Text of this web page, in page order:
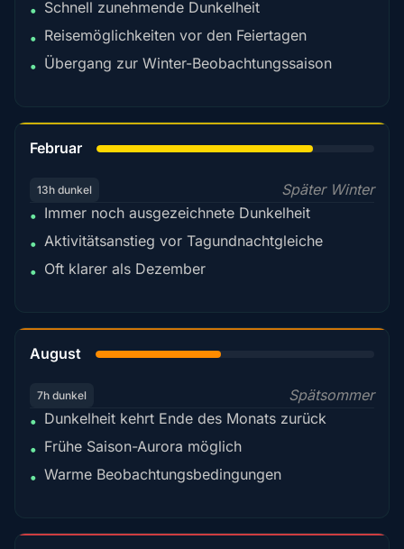
• Schnell zunehmende Dunkelheit
• Reisemöglichkeiten vor den Feiertagen
• Übergang zur Winter-Beobachtungssaison
Februar
13h dunkel
Später Winter
• Immer noch ausgezeichnete Dunkelheit
• Aktivitätsanstieg vor Tagundnachtgleiche
• Oft klarer als Dezember
August
7h dunkel
Spätsommer
• Dunkelheit kehrt Ende des Monats zurück
• Frühe Saison-Aurora möglich
• Warme Beobachtungsbedingungen